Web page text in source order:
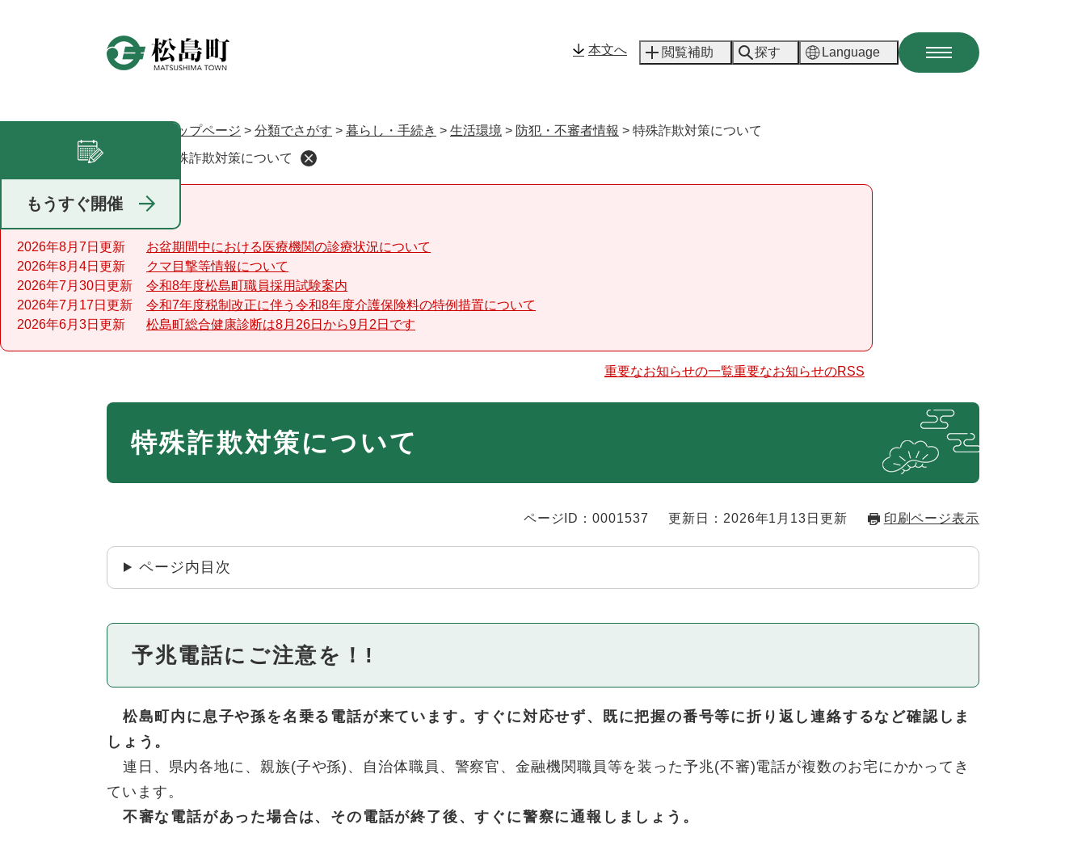
で
本文へ 閲覧補助 探す Language
トップページ > 分類でさがす > 暮らし・手続き > 生活環境 > 防犯・不審者情報 > 特殊詐欺対策について
特殊詐欺対策について
重要なお知らせ
2026年8月7日更新
お盆期間中における医療機関の診療状況について
2026年8月4日更新
クマ目撃等情報について
2026年7月30日更新
令和8年度松島町職員採用試験案内
2026年7月17日更新
令和7年度税制改正に伴う令和8年度介護保険料の特例措置について
2026年6月3日更新
松島町総合健康診断は8月26日から9月2日です
重要なお知らせの一覧重要なお知らせのRSS
特殊詐欺対策について
ページID：0001537 更新日：2026年1月13日更新 印刷ページ表示
ページ内目次
予兆電話にご注意を！!
松島町内に息子や孫を名乗る電話が来ています。すぐに対応せず、既に把握の番号等に折り返し連絡するなど確認しま
しょう。
連日、県内各地に、親族(子や孫)、自治体職員、警察官、金融機関職員等を装った予兆(不審)電話が複数のお宅にかかってき
ています。
不審な電話があった場合は、その電話が終了後、すぐに警察に通報しましょう。
もうすぐ開催